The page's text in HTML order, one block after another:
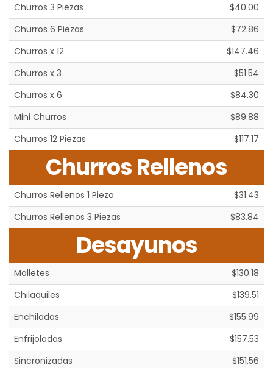
Churros 3 Piezas
$40.00
Churros 6 Piezas
$72.86
Churros x 12
$147.46
Churros x 3
$51.54
Churros x 6
$84.30
Mini Churros
$89.88
Churros 12 Piezas
$117.17
Churros Rellenos
Churros Rellenos 1 Pieza
$31.43
Churros Rellenos 3 Piezas
$83.84
Desayunos
Molletes
$130.18
Chilaquiles
$139.51
Enchiladas
$155.99
Enfrijoladas
$157.53
Sincronizadas
$151.56